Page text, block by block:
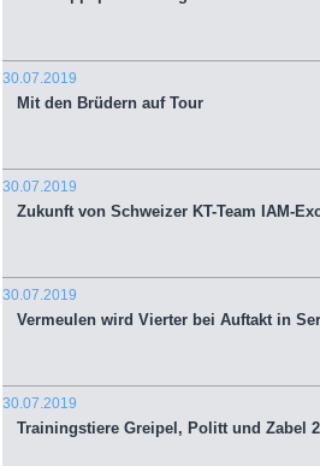
30.07.2019
Mit den Brüdern auf Tour
30.07.2019
Zukunft von Schweizer KT-Team IAM-
30.07.2019
Vermeulen wird Vierter bei Auftakt in
30.07.2019
Trainingstiere Greipel, Politt und Zabel